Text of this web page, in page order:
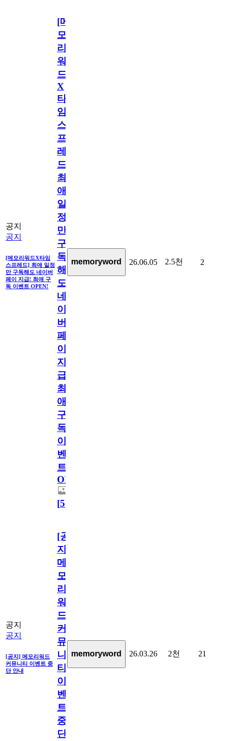
공지
공지
[메모리워드X타임
스프레드] 최애 일정
만 구독해도 네이버
페이 지급! 최애 구
독 이벤트 OPEN!
[메
모
리
워
드
X
타
임
스
프
레
드]
최
애
일
정
만
구
독
해
도
네
이
버
페
이
지
급!
최
애
구
독
이
벤
트
OPEN!
[5]
memoryword 26.06.05 2.5천 2
공지
공지
[공지] 메모리워드
커뮤니티 이벤트 중
단 안내
[공
지]
메
모
리
워
드
커
뮤
니
티
이
벤
트
중
단
memoryword 26.03.26 2천 21